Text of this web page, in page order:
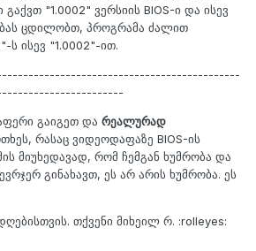
"1.0002" ვერსიის BIOS-ი და ისევ
ცდილობთ, პროგრამა ძალით
ს ისევ "1.0002"-ით.
გაიგეთ და რეალურად
რასაც ვიდეოდაფაზე BIOS-ის
მიუხედავად, რომ ჩემგან ხუმრობა და
გინახავთ, ეს არ არის ხუმრობა. ეს
თქვენი მიხეილ რ. :rolleyes: